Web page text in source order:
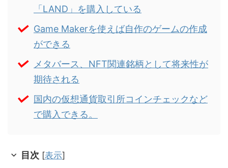
「LAND」を購入している
Game Makerを使えば自作のゲームの作成
ができる
メタバース、NFT関連銘柄として将来性が
期待される
国内の仮想通貨取引所コインチェックなど
で購入できる。
目次 [表示]